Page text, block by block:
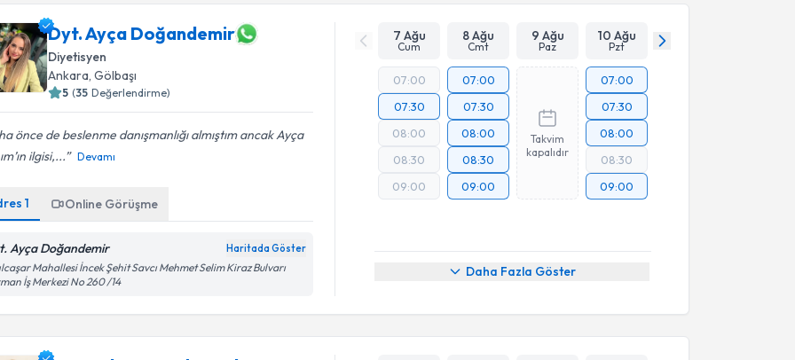
Dyt. Ayça Doğandemir
Diyetisyen
Ankara , Gölbaşı
5 (35 Değerlendirme)
önce de beslenme danışmanlığı almıştım ancak Ayça
ilgisi,...
Devamı
1 Online Görüşme
Ayça Doğandemir Haritada Göster
Mahallesi İncek Şehit Savcı Mehmet Selim Kiraz Bulvarı
İş Merkezi No 260 /14
7 Ağu
Cum
8 Ağu
Cmt
9 Ağu
Paz
10 Ağu
Pzt
07:00
07:30
08:00
08:30
09:00
07:00
07:30
08:00
08:30
09:00
Takvim
kapalıdır
07:00
07:30
08:00
08:30
09:00
Daha Fazla Göster